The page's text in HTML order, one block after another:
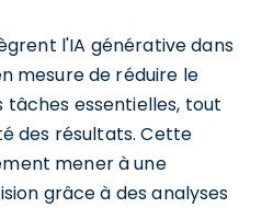
l'IA générative dans
mesure de réduire le
essentielles, tout
des résultats. Cette
mener à une
grâce à des analyses